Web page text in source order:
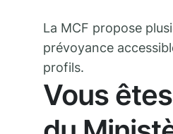
La MCF propose
prévoyance
profils.
Vous